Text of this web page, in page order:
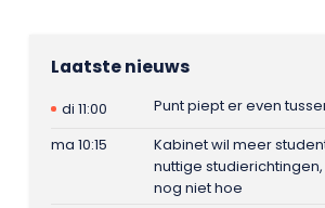
Laatste nieuws
di 11:00
Punt piept er even
ma 10:15
Kabinet wil meer
nuttige
nog niet hoe